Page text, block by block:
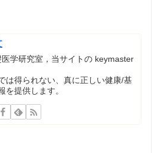
学研究室，当サイトの keymaster
は得られない、真に正しい健康/基
を提供します。